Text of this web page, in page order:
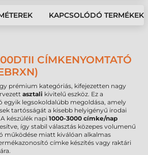
KAPCSOLÓDÓ TERMÉKEK
CÍMKENYOMTATÓ
prémium kategóriás, kifejezetten nagy
asztali kivitelű eszköz. Ez a
egyik legsokoldalúbb megoldása, amely
tartósságát a kisebb helyigényű irodai
készülék napi 1000-3000 címke/nap
így stabil választás közepes volumenű
működése miatt kiválóan alkalmas
címke készítés vagy raktári